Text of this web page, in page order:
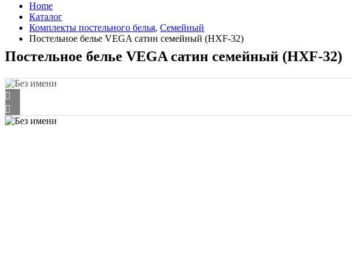
Home
Каталог
Комплекты постельного белья, Семейный
Постельное белье VEGA сатин семейный (HXF-32)
Постельное белье VEGA сатин семейный (HXF-32)